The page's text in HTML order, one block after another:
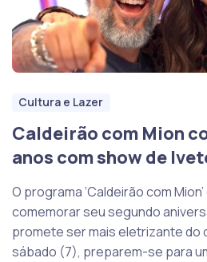
Cultura e Lazer
Caldeirão com Mion
anos com show de
O programa ‘Caldeirão com
comemorar seu segundo
promete ser mais eletrizante do
sábado (7), preparem-se para